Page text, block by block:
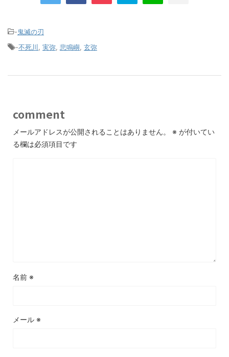
-鬼滅の刃
-不死川 実弥 悲鳴嶼 玄弥
comment
メールアドレスが公開されることはありません。 ※ が付いてい
る欄は必須項目です
名前 ※
メール ※